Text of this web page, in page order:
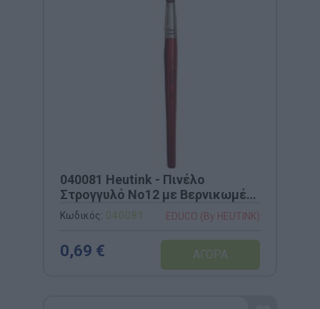
040081 Heutink - Πινέλο
Στρογγυλό Νο12 με Βερνικωμένη
Ξύλινη Λαβή
Κωδικός: 040081 EDUCO (By HEUTINK)
0,69 €